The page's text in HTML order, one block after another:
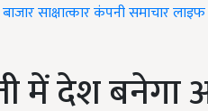
बाजारसाक्षात्कारकंपनी समाचारलाइफ
में देश बनेगा